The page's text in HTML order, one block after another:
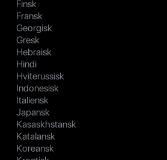
Finsk
Fransk
Georgisk
Gresk
Hebraisk
Hindi
Hviterussisk
Indonesisk
Italiensk
Japansk
Kasaskhstansk
Katalansk
Koreansk